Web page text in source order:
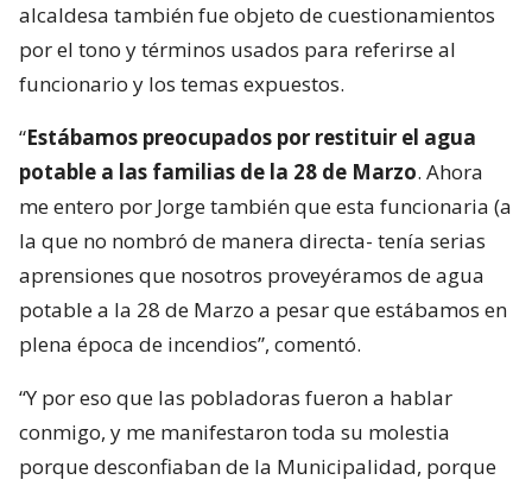
alcaldesa también fue objeto de cuestionamientos
por el tono y términos usados para referirse al
funcionario y los temas expuestos.
“Estábamos preocupados por restituir el agua
potable a las familias de la 28 de Marzo. Ahora
me entero por Jorge también que esta funcionaria (a
la que no nombró de manera directa- tenía serias
aprensiones que nosotros proveyéramos de agua
potable a la 28 de Marzo a pesar que estábamos en
plena época de incendios”, comentó.
“Y por eso que las pobladoras fueron a hablar
conmigo, y me manifestaron toda su molestia
porque desconfiaban de la Municipalidad, porque